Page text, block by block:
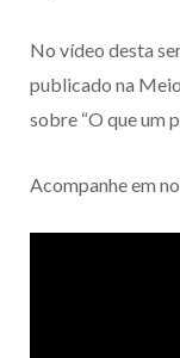
No vídeo desta
publicado na
sobre “O que um
Acompanhe em